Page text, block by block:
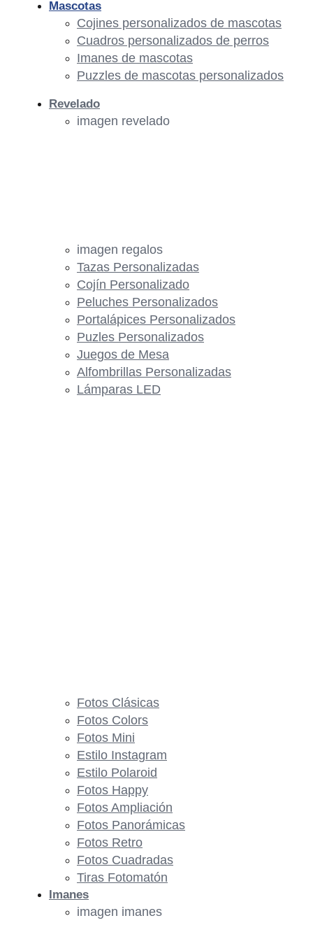
imagen regalos
Tazas Personalizadas
Cojín Personalizado
Peluches Personalizados
Portalápices Personalizados
Puzles Personalizados
Juegos de Mesa
Alfombrillas Personalizadas
Lámparas LED
Mascotas
Cojines personalizados de mascotas
Cuadros personalizados de perros
Imanes de mascotas
Puzzles de mascotas personalizados
Revelado
imagen revelado
Fotos Clásicas
Fotos Colors
Fotos Mini
Estilo Instagram
Estilo Polaroid
Fotos Happy
Fotos Ampliación
Fotos Panorámicas
Fotos Retro
Fotos Cuadradas
Tiras Fotomatón
Imanes
imagen imanes